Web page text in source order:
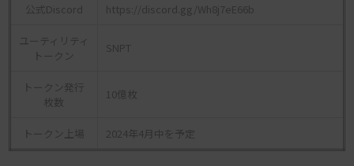
公式Discord https://discord.gg/Wh8j7eE66b
ユーティリティ
トークン
SNPT
トークン発行
枚数
10億枚
トークン上場 2024年4月中を予定